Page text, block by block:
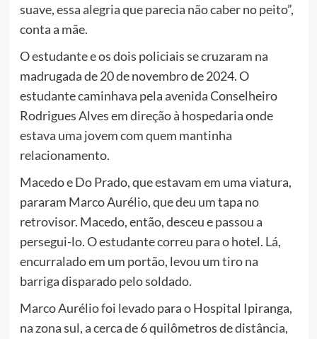
suave, essa alegria que parecia não caber no peito”,
conta a mãe.
O estudante e os dois policiais se cruzaram na
madrugada de 20 de novembro de 2024. O
estudante caminhava pela avenida Conselheiro
Rodrigues Alves em direção à hospedaria onde
estava uma jovem com quem mantinha
relacionamento.
Macedo e Do Prado, que estavam em uma viatura,
pararam Marco Aurélio, que deu um tapa no
retrovisor. Macedo, então, desceu e passou a
persegui-lo. O estudante correu para o hotel. Lá,
encurralado em um portão, levou um tiro na
barriga disparado pelo soldado.
Marco Aurélio foi levado para o Hospital Ipiranga,
na zona sul, a cerca de 6 quilômetros de distância,